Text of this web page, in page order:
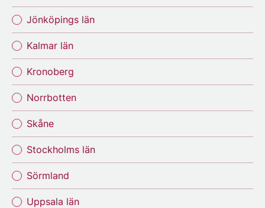
Jönköpings län
Kalmar län
Kronoberg
Norrbotten
Skåne
Stockholms län
Sörmland
Uppsala län